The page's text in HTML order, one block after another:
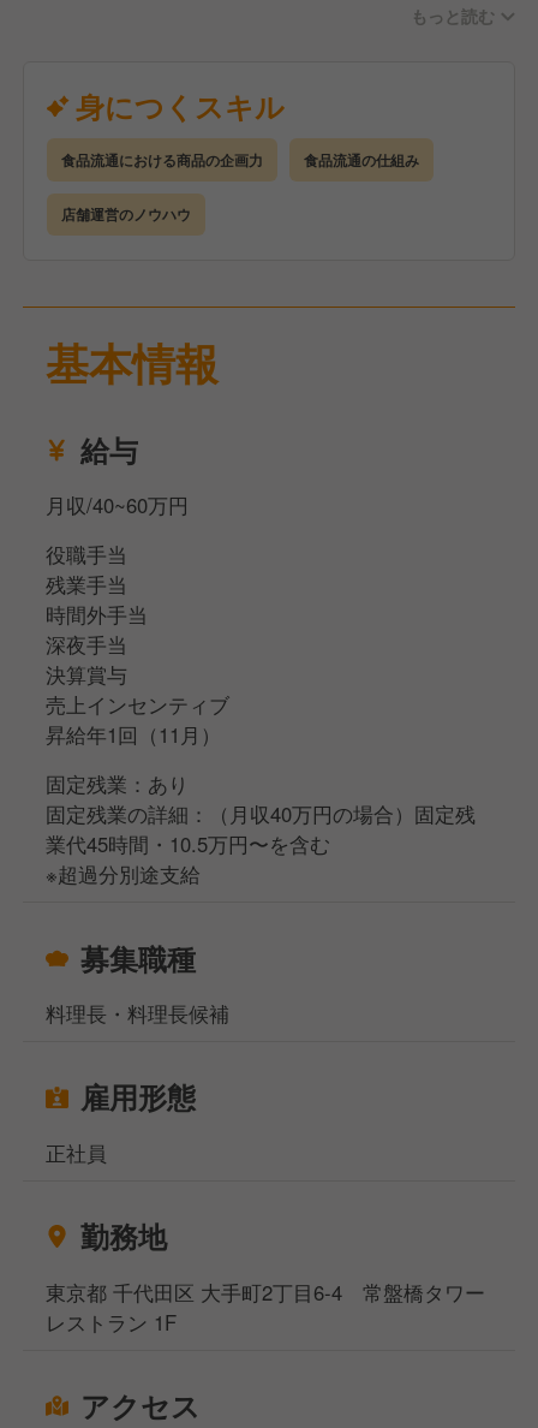
そして、2026年夏。次なるステージへ。
事業拡大の為に新たなメンバーと共に再度改革を行い
ます。
そこで、コアメンバーとなる料理長の募集となりま
本格派レストランですが、カジュアルに訴求していき
新たな料理長候補には、キッチンの責任者として、キ
ッチン業務全般をお任せ致します。
≪ こんなふうに思っている方いませんか？ ≫
●キャリアアップを目指している！でも、チャレンジ
できる会社が見つからない…
会社では美味しいを追求できるちゃんとした料理を作
れない…
している…
ている…
強く決意している方、歓迎します！
「料理に本気になること」と「労働条件」「人生設
計」すべてを求めた環境・仕事がココにあります。
食の世界で成り上がりたい！という強い決意のある方
ご応募お待ちしております！
≪ポイント≫
■今夏再リニューアルを予定している新店舗
■オープンキッチンでお客様と近い距離間の接客
■完全週休二日制で充実のワークライフバランス
日本の中心地・東京に所在。今夏再リニューアルを予
周辺のニーズにもっと応えられるように店長と料理長
【オープンキッチン】
オリジナルのフレンチ串揚げをメインに、カジュアル
す。
料理長と二人三脚でメニュー開発等どんどんチャレン
ジを行って下さい。
あなたのアイデアとやる気をたくさんぶつけて下さ
【完全週休二日制】
もっと読む
身につくスキル
食品流通における商品の企画力 食品流通の仕組み
店舗運営のノウハウ
基本情報
給与
月収/40~60万円
役職手当
残業手当
時間外手当
深夜手当
決算賞与
売上インセンティブ
昇給年1回（11月）
固定残業：あり
固定残業の詳細：（月収40万円の場合）固定残
業代45時間・10.5万円〜を含む
※超過分別途支給
募集職種
料理長・料理長候補
雇用形態
正社員
勤務地
東京都 千代田区 大手町2丁目6-4 常盤橋タワー
レストラン 1F
アクセス